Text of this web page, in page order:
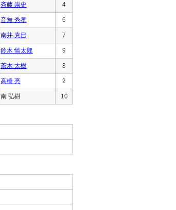
斉藤 崇史 4
音無 秀孝 6
南井 克巳 7
鈴木 慎太郎 9
茶木 太樹 8
高橋 亮 2
南 弘樹 10